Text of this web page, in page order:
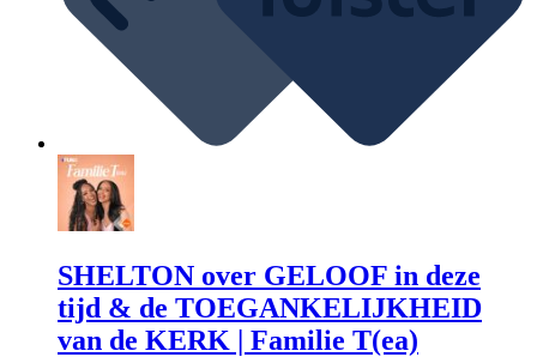
SHELTON over GELOOF in deze
tijd & de TOEGANKELIJKHEID
van de KERK | Familie T(ea)